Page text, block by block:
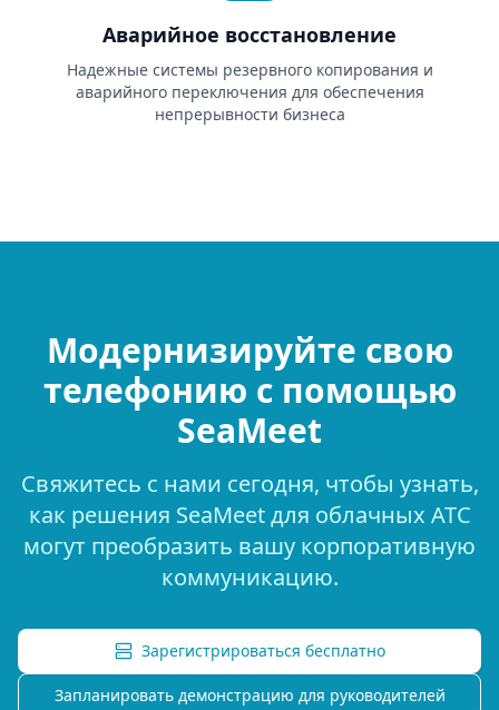
Аварийное восстановление
Надежные системы резервного копирования и
аварийного переключения для обеспечения
непрерывности бизнеса
Модернизируйте свою
телефонию с помощью
SeaMeet
Свяжитесь с нами сегодня, чтобы узнать,
как решения SeaMeet для облачных АТС
могут преобразить вашу корпоративную
коммуникацию.
Зарегистрироваться бесплатно
Запланировать демонстрацию для руководителей